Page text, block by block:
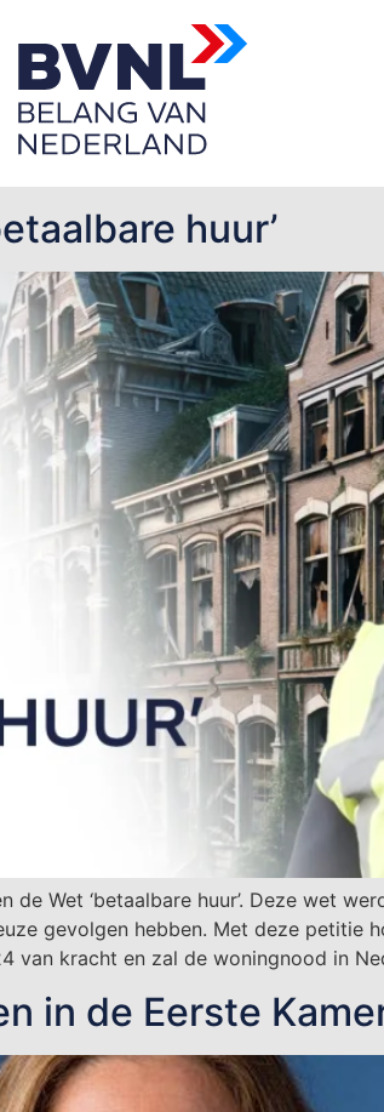
huur’
Wet ‘betaalbare huur’. Deze wet
gevolgen hebben. Met deze petitie
kracht en zal de woningnood in
in de Eerste